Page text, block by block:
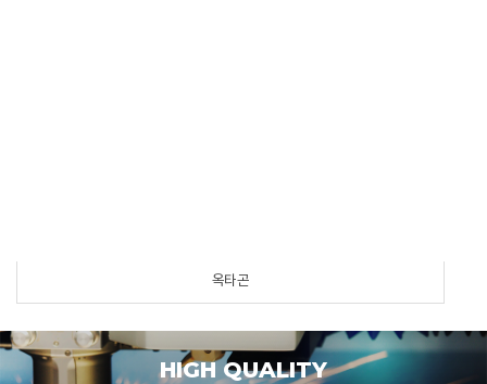
옥타곤
HIGH QUALITY